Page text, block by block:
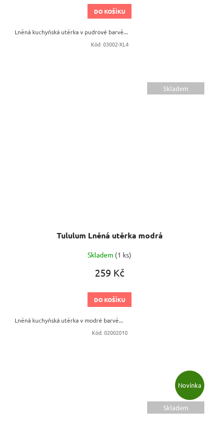
DO KOŠÍKU
Lněná kuchyňská utěrka v pudrové barvě...
Kód: 03002-XL4
Skladem
Tululum Lněná utěrka modrá
Skladem (1 ks)
259 Kč
DO KOŠÍKU
Lněná kuchyňská utěrka v modré barvě...
Kód: 02002010
Novinka
Skladem